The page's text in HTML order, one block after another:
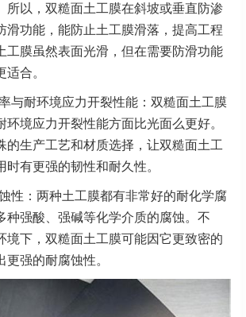
所以，双糙面土工膜在斜坡或垂直防渗
滑功能，能防止土工膜滑落，提高工程
工膜虽然表面光滑，但在需要防滑功能
合。
与耐环境应力开裂性能：双糙面土工膜
环境应力开裂性能方面比光面么更好。
的生产工艺和材质选择，让双糙面土工
时有更强的韧性和耐久性。
性：两种土工膜都有非常好的耐化学腐
种强酸、强碱等化学介质的腐蚀。不
境下，双糙面土工膜可能因它更致密的
强的耐腐蚀性。